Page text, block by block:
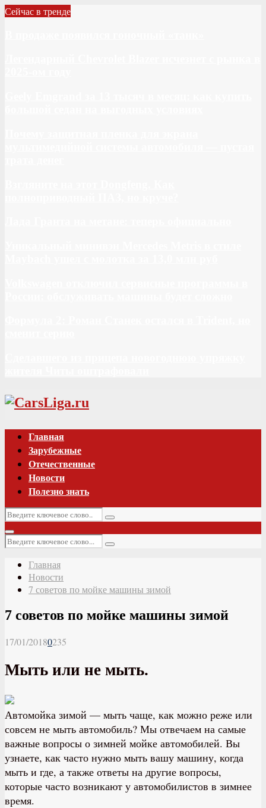
Сейчас в тренде
Vk
Главная
Зарубежные
Отечественные
Новости
Полезно знать
Искать:
Поиск
Основное
меню
Искать:
Поиск
Главная
Новости
7 советов по мойке машины зимой
7 советов по мойке машины зимой
17/01/20180235
Мыть или не мыть.
Автомойка зимой — мыть чаще, как можно реже или
совсем не мыть автомобиль? Мы отвечаем на самые
важные вопросы о зимней мойке автомобилей. Вы
узнаете, как часто нужно мыть вашу машину, когда
мыть и где, а также ответы на другие вопросы,
которые часто возникают у автомобилистов в зимнее
время.